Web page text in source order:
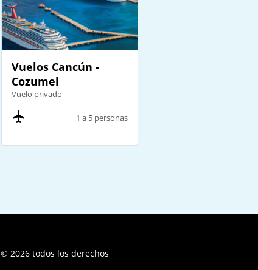
Vuelos Cancún -
Cozumel
Vuelo privado
1 a 5 personas
© 2026 todos los derechos